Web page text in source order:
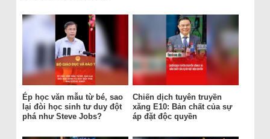
Ép học văn mẫu từ bé, sao
lại đòi học sinh tư duy đột
phá như Steve Jobs?
Chiến dịch tuyên truyền
xăng E10: Bản chất của sự
áp đặt độc quyền